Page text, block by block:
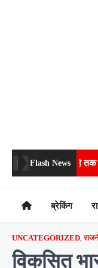
Flash News
पहुंचे अमिताभ, बाद मे
ब्रेकिंग
UNCATEGORIZED,
विकसित